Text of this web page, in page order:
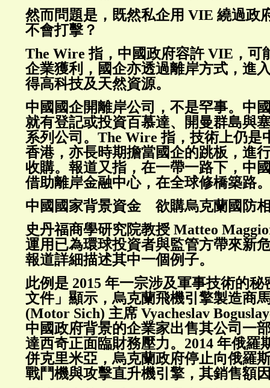
然而問題是，既然私企用 VIE 繞過政
不會打擊？
The Wire 指，中國政府容許 VIE，可
企業獲利，國企亦透過離岸方式，進
得高科技及天然資源。
中國國企開離岸公司，不是罕事。中
就有登記或投資百慕達、開曼群島與
系列公司。The Wire 指，技術上仍是
香港，亦長時期擔當國企的跳板，進
收購。報道又指，在一帶一路下，中
借助離岸金融中心，在全球修橋築路
中國國家背景資金 欲購烏克蘭國防
史丹福商學研究院教授 Matteo
運用已為環球投資者與監管方帶來新
報道詳細描述其中一個例子。
此例是 2015 年一宗涉及軍事技術的
文件」顯示，烏克蘭飛機引擎製造商
(Motor Sich) 主席 Vyacheslav
中國政府背景的企業家出售其公司一
達西奇正面臨財務壓力。2014 年俄羅
併克里米亞，烏克蘭政府停止向俄羅
戰鬥機與攻擊直升機引擎，其銷售額